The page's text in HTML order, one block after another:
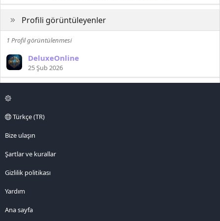
Profili görüntüleyenler
1 Profil görüntülenmesi
DeluxeOnline
25 Şub 2026
Türkçe (TR)
Bize ulaşın
Şartlar ve kurallar
Gizlilik politikası
Yardım
Ana sayfa